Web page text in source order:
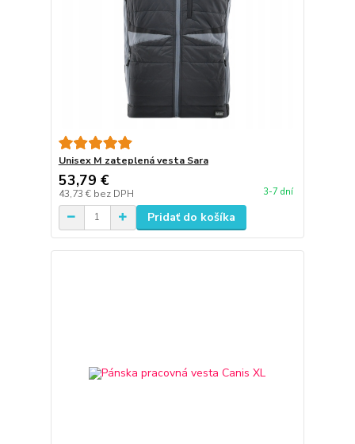
Unisex M zateplená vesta Sara
53,79 €
43,73 € bez DPH 3-7 dní
Pridať do košíka